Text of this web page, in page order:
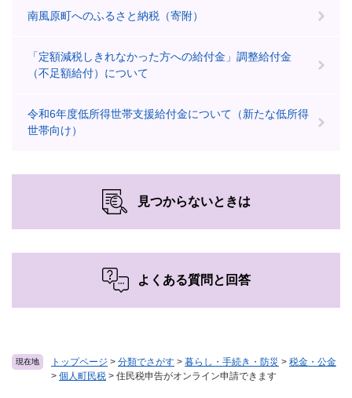
現在地 トップページ > 分類でさがす > 暮らし・手続き・防災 > 税金・公金
> 個人町民税 > 住民税申告がオンライン申請できます
南風原町へのふるさと納税（寄附）
「定額減税しきれなかった方への給付金」調整給付金
（不足額給付）について
令和6年度低所得世帯支援給付金について（新たな低所得
世帯向け）
見つからないときは
よくある質問と回答